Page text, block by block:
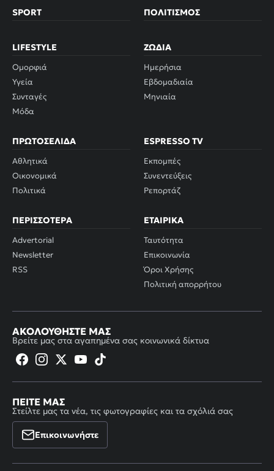
SPORT ΠΟΛΙΤΙΣΜΌΣ
LIFESTYLE
Ομορφιά
Υγεία
Συνταγές
Μόδα
ΖΏΔΙΑ
Ημερήσια
Εβδομαδιαία
Μηνιαία
ΠΡΩΤΟΣΈΛΙΔΑ
Αθλητικά
Οικονομικά
Πολιτικά
ESPRESSO TV
Εκπομπές
Συνεντεύξεις
Ρεπορτάζ
ΠΕΡΙΣΣΌΤΕΡΑ
Advertorial
Newsletter
RSS
ΕΤΑΙΡΙΚΆ
Ταυτότητα
Επικοινωνία
Όροι Χρήσης
Πολιτική απορρήτου
ΑΚΟΛΟΥΘΉΣΤΕ ΜΑΣ
Βρείτε μας στα αγαπημένα σας κοινωνικά δίκτυα
ΠΕΊΤΕ ΜΑΣ
Στείλτε μας τα νέα, τις φωτογραφίες και τα σχόλιά σας
Επικοινωνήστε